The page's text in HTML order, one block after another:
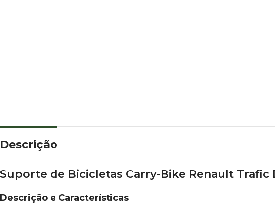
Descrição
Suporte de Bicicletas Carry-Bike Renault Trafic
Descrição e Características